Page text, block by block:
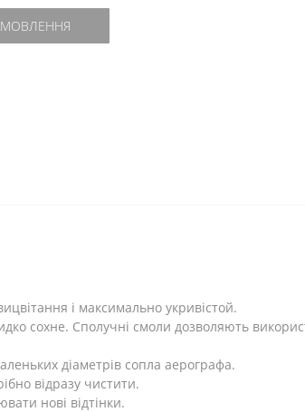
і максимально укривістой.
сохне. Сполучні смоли дозволяють
діаметрів сопла аерографа.
відразу чистити.
нові відтінки.